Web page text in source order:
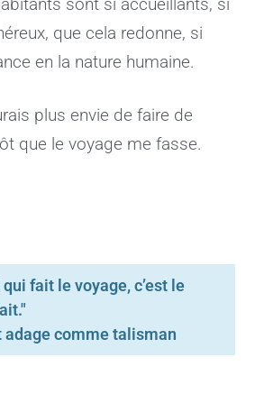
sont si accueillants, si
que cela redonne, si
en la nature humaine.
plus envie de faire de
que le voyage me fasse.
qui fait le voyage, c’est le
adage comme talisman